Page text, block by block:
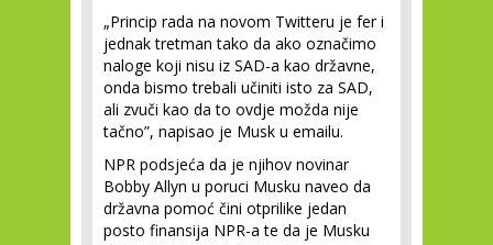
„Princip rada na novom Twitteru je fer i
jednak tretman tako da ako označimo
naloge koji nisu iz SAD-a kao državne,
onda bismo trebali učiniti isto za SAD,
ali zvuči kao da to ovdje možda nije
tačno”, napisao je Musk u emailu.
NPR podsjeća da je njihov novinar
Bobby Allyn u poruci Musku naveo da
državna pomoć čini otprilike jedan
posto finansija NPR-a te da je Musku